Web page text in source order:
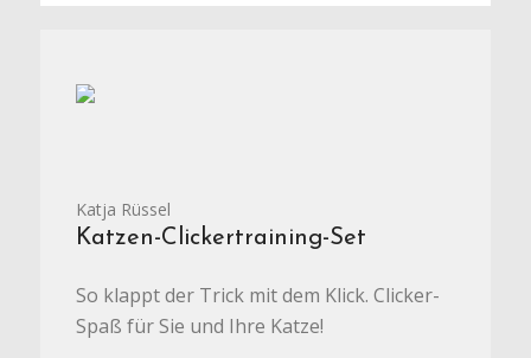
Katja Rüssel
Katzen-Clickertraining-Set
So klappt der Trick mit dem Klick. Clicker-
Spaß für Sie und Ihre Katze!